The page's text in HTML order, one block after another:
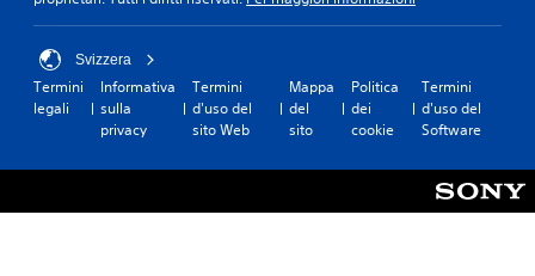
Svizzera
Termini
legali
Informativa
sulla
privacy
Termini
d'uso del
sito Web
Mappa
del
sito
Politica
dei
cookie
Termini
d'uso del
Software